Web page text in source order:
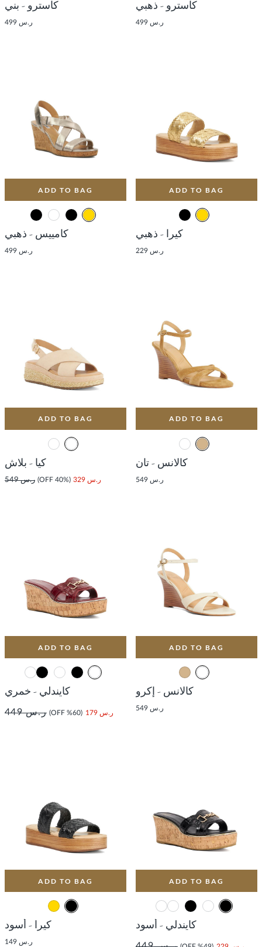
كاسترو - ذهبي
ر.س 499
كاسترو - بني
ر.س 499
ADD TO BAG
كيرا - ذهبي
ر.س 229
ADD TO BAG
كامييس - ذهبي
ر.س 499
ADD TO BAG
كالانس - تان
ر.س 549
ADD TO BAG
كيا - بلاش
ر.س 329 (40% OFF) ر.س 549
ADD TO BAG
كالانس - إكرو
ر.س 549
ADD TO BAG
كايندلي - خمري
ر.س 179 (60% OFF) ر.س 449
ADD TO BAG
كايندلي - أسود
ADD TO BAG
كيرا - أسود
ر.س 149